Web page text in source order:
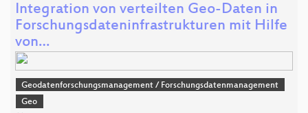
Integration von verteilten Geo-Daten in
Forschungsdateninfrastrukturen mit Hilfe
von…
Geodatenforschungsmanagement / Forschungsdatenmanagement
Geo